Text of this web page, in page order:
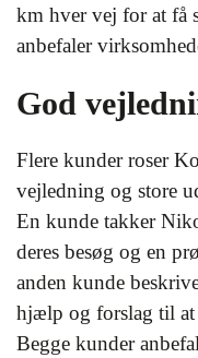
km hver vej for at få
anbefaler
God
Flere kunder roser
vejledning og store
En kunde takker
deres besøg og en
anden kunde
hjælp og forslag til at
Begge kunder